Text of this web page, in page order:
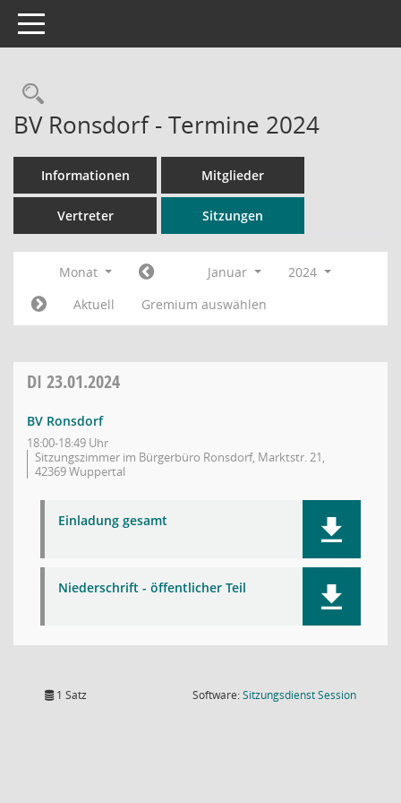
Toggle navigation
Rechercheauswahl
BV Ronsdorf - Termine 2024
Informationen Mitglieder
Vertreter Sitzungen
Monat Januar
2024
Aktuell
Gremium auswählen
DI 23.01.2024
BV Ronsdorf
18:00-18:49 Uhr
Sitzungszimmer im Bürgerbüro Ronsdorf, Marktstr. 21,
42369 Wuppertal
Einladung gesamt
Niederschrift - öffentlicher Teil
1 Satz Software:SitzungsdienstSession(Wird in